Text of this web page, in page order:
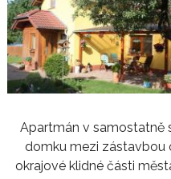
Apartmán v samostatně
domku mezi zástavbou
okrajové klidné části